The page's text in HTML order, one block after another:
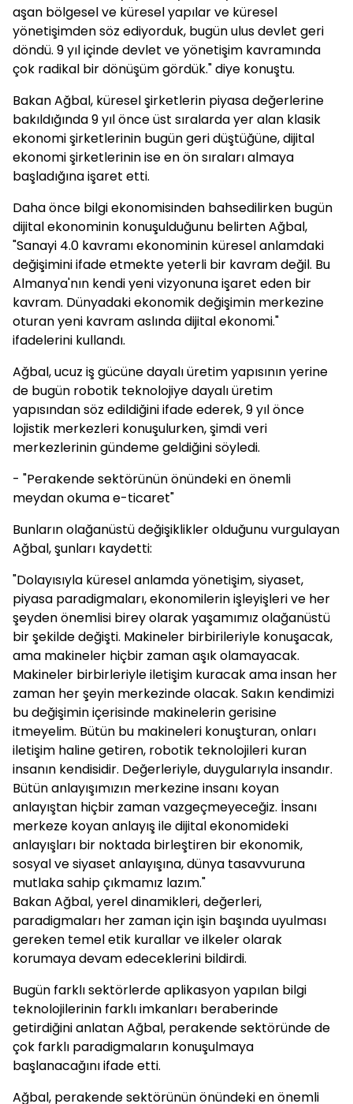
aşan bölgesel ve küresel yapılar ve küresel
yönetişimden söz ediyorduk, bugün ulus devlet geri
döndü. 9 yıl içinde devlet ve yönetişim kavramında
çok radikal bir dönüşüm gördük." diye konuştu.
Bakan Ağbal, küresel şirketlerin piyasa değerlerine
bakıldığında 9 yıl önce üst sıralarda yer alan klasik
ekonomi şirketlerinin bugün geri düştüğüne, dijital
ekonomi şirketlerinin ise en ön sıraları almaya
başladığına işaret etti.
Daha önce bilgi ekonomisinden bahsedilirken bugün
dijital ekonominin konuşulduğunu belirten Ağbal,
"Sanayi 4.0 kavramı ekonominin küresel anlamdaki
değişimini ifade etmekte yeterli bir kavram değil. Bu
Almanya'nın kendi yeni vizyonuna işaret eden bir
kavram. Dünyadaki ekonomik değişimin merkezine
oturan yeni kavram aslında dijital ekonomi."
ifadelerini kullandı.
Ağbal, ucuz iş gücüne dayalı üretim yapısının yerine
de bugün robotik teknolojiye dayalı üretim
yapısından söz edildiğini ifade ederek, 9 yıl önce
lojistik merkezleri konuşulurken, şimdi veri
merkezlerinin gündeme geldiğini söyledi.
- "Perakende sektörünün önündeki en önemli
meydan okuma e-ticaret"
Bunların olağanüstü değişiklikler olduğunu vurgulayan
Ağbal, şunları kaydetti:
"Dolayısıyla küresel anlamda yönetişim, siyaset,
piyasa paradigmaları, ekonomilerin işleyişleri ve her
şeyden önemlisi birey olarak yaşamımız olağanüstü
bir şekilde değişti. Makineler birbirileriyle konuşacak,
ama makineler hiçbir zaman aşık olamayacak.
Makineler birbirleriyle iletişim kuracak ama insan her
zaman her şeyin merkezinde olacak. Sakın kendimizi
bu değişimin içerisinde makinelerin gerisine
itmeyelim. Bütün bu makineleri konuşturan, onları
iletişim haline getiren, robotik teknolojileri kuran
insanın kendisidir. Değerleriyle, duygularıyla insandır.
Bütün anlayışımızın merkezine insanı koyan
anlayıştan hiçbir zaman vazgeçmeyeceğiz. İnsanı
merkeze koyan anlayış ile dijital ekonomideki
anlayışları bir noktada birleştiren bir ekonomik,
sosyal ve siyaset anlayışına, dünya tasavvuruna
mutlaka sahip çıkmamız lazım."
Bakan Ağbal, yerel dinamikleri, değerleri,
paradigmaları her zaman için işin başında uyulması
gereken temel etik kurallar ve ilkeler olarak
korumaya devam edeceklerini bildirdi.
Bugün farklı sektörlerde aplikasyon yapılan bilgi
teknolojilerinin farklı imkanları beraberinde
getirdiğini anlatan Ağbal, perakende sektöründe de
çok farklı paradigmaların konuşulmaya
başlanacağını ifade etti.
Ağbal, perakende sektörünün önündeki en önemli